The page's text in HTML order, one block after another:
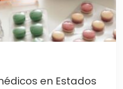
en Estados